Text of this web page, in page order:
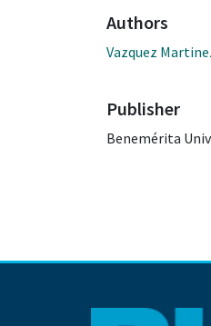
Authors
Vazquez
Publisher
Benemérita